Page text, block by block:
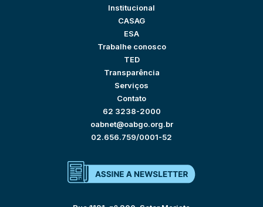
Institucional
CASAG
ESA
Trabalhe conosco
TED
Transparência
Serviços
Contato
62 3238-2000
oabnet@oabgo.org.br
02.656.759/0001-52